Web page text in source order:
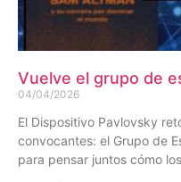
Vuelve el grupo de
04/04/2026
El Dispositivo Pavlovsky
convocantes: el Grupo de
para pensar juntos cómo